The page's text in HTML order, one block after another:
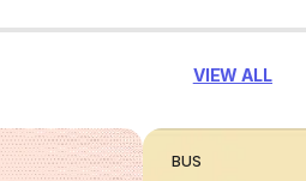
VIEW ALL
BUS